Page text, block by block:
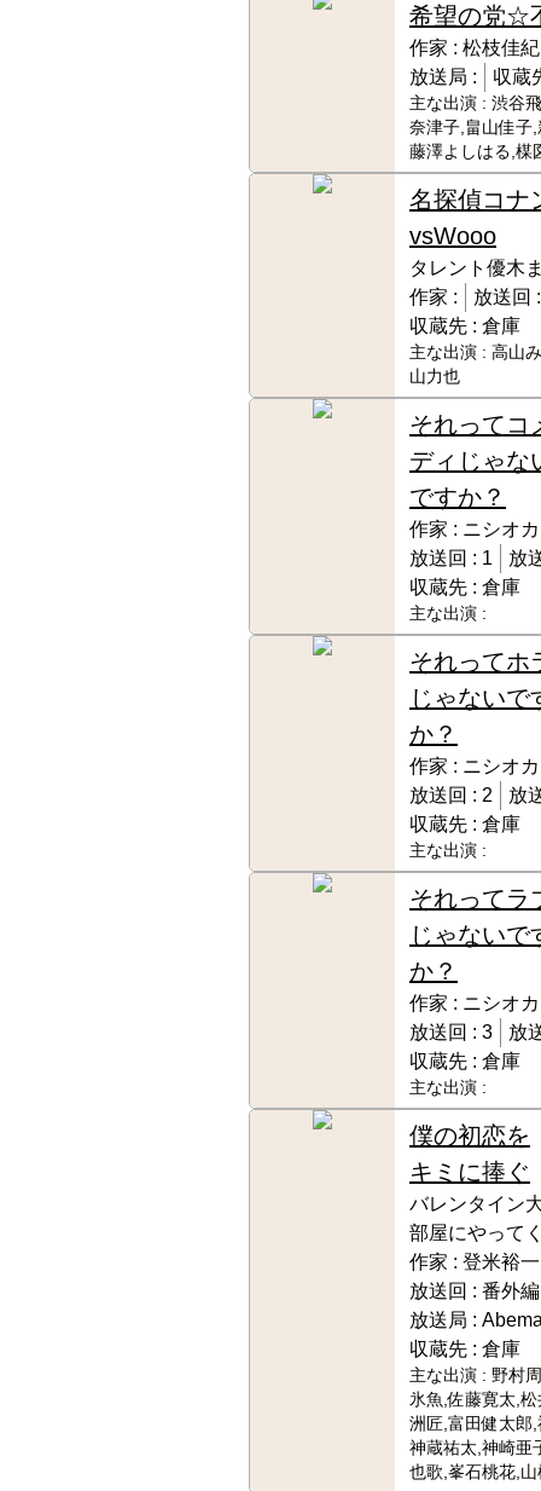
希望の党☆
作家 : 松枝佳紀
放送局 :
収蔵
主な出演 : 渋谷
奈津子,畠山佳子
藤澤よしはる,楳
名探偵コナ
vsWooo
タレント優木
作家 :
放送回
収蔵先 : 倉庫
主な出演 : 高山
山力也
それってコ
ディじゃな
ですか？
作家 : ニシオ
放送回 : 1
放
収蔵先 : 倉庫
主な出演 :
それってホ
じゃないで
か？
作家 : ニシオ
放送回 : 2
放
収蔵先 : 倉庫
主な出演 :
それってラ
じゃないで
か？
作家 : ニシオ
放送回 : 3
放
収蔵先 : 倉庫
主な出演 :
僕の初恋を
キミに捧ぐ
バレンタイン
部屋にやって
作家 : 登米裕
放送回 : 番外編
放送局 :
収蔵先 : 倉庫
主な出演 : 野村
氷魚,佐藤寛太,
洲匠,富田健太郎
神蔵祐太,神崎亜
也歌,峯石桃花,